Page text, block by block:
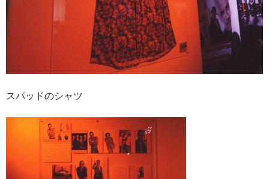
スパッドのシャツ